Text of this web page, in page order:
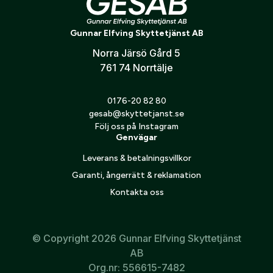
Mått: 52 x 48 cm
Verifiera e-post:*
Jag godkänner att mina personuppgifter behandlas enligt
personuppgiftspolicy
Gunnar Elfving Skyttetjänst AB
Norra Järsö Gård 5
761 74 Norrtälje
0176-20 82 80
gesab@skyttetjanst.se
Följ oss på Instagram
Genvägar
Leverans & betalningsvillkor
Garanti, ångerrätt & reklamation
Kontakta oss
© Copyright 2026 Gunnar Elfving Skyttetjänst
AB
Org.nr: 556615-7482